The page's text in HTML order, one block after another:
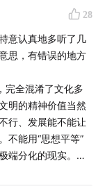
28
意认真地多听了几
思，有错误的地方
完全混淆了文化多
明的精神价值当然
行、发展能不能让
不能用“思想平等”
端分化的现实。
主义）受益者——